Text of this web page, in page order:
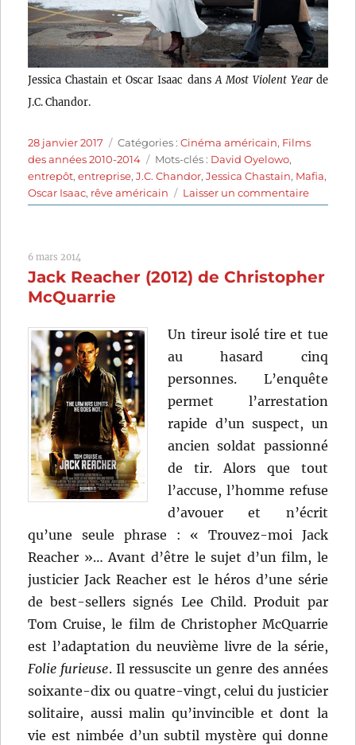
Jessica Chastain et Oscar Isaac dans A Most Violent Yearde
J.C. Chandor.
Publié
le
28 janvier 2017 Catégories
Catégories :Cinéma américain, Films
des années 2010-2014
Étiquettes
Mots-clés : David Oyelowo,
entrepôt,entreprise,J.C. Chandor,Jessica Chastain, Mafia,
Oscar Isaac, rêve américain Laisser un commentairesur
A
(2014)
6 mars 2014
Jack Reacher (2012) de Christopher
McQuarrie
Un tireur isolé tire et tue
au hasard cinq
personnes. L’enquête
permet l’arrestation
rapide d’un suspect, un
ancien soldat passionné
de tir. Alors que tout
l’accuse, l’homme refuse
d’avouer et n’écrit
qu’une seule phrase : « Trouvez-moi Jack
Reacher »… Avant d’être le sujet d’un film, le
justicier Jack Reacher est le héros d’une série
de best-sellers signés Lee Child. Produit par
Tom Cruise, le film de Christopher McQuarrie
est l’adaptation du neuvième livre de la série,
Folie furieuse. Il ressuscite un genre des années
soixante-dix ou quatre-vingt, celui du justicier
solitaire, aussi malin qu’invincible et dont la
vie est nimbée d’un subtil mystère qui donne